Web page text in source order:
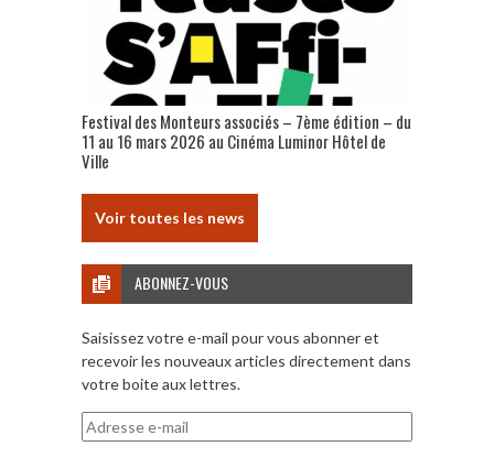
Festival des Monteurs associés – 7ème édition – du
11 au 16 mars 2026 au Cinéma Luminor Hôtel de
Ville
Voir toutes les news
ABONNEZ-VOUS
Saisissez votre e-mail pour vous abonner et
recevoir les nouveaux articles directement dans
votre boite aux lettres.
Adresse
e-